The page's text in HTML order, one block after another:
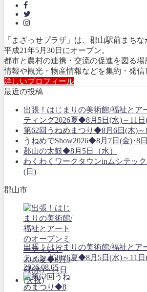
「まざっせプラザ」は、郡山駅前まちな
平成21年5月30日にオープン。
都市と農村の連携・交流の促進を図る場
情報や観光・物産情報などを集約・発信
詳しいプロフィール
最近の投稿
出張！はじまりの美術館/福祉とア
ティング2026夏◆8月5日(水)～11
第62回うねめまつり◆8月6日(木)～
うねめでShow2026◆8月7日(金)･8
郡山の太鼓◆8月5日（水）
わくわくワークタウンinムシテッ
(日)
郡山市
出張！はじまりの美術館/福祉とア
ティング2026夏◆8月5日(水)～11
2026.08.05